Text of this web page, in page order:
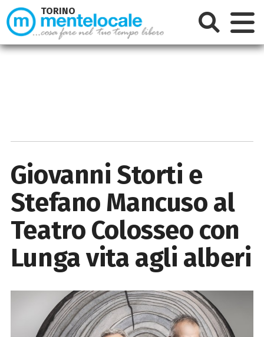
Giovanni Storti e
Stefano Mancuso al
Teatro Colosseo con
Lunga vita agli alberi
TORINO